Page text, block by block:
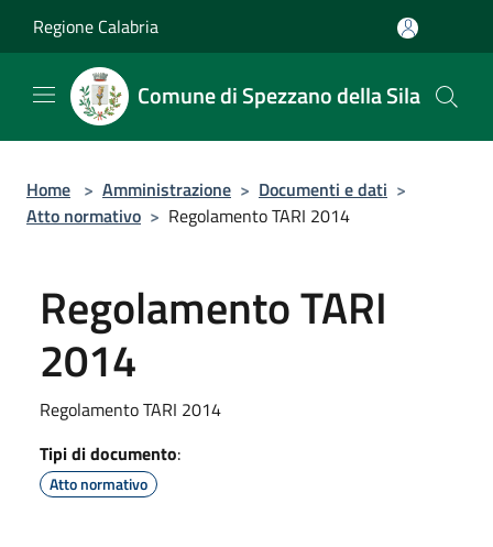
Regione Calabria
Comune di Spezzano della Sila
Home > Amministrazione > Documenti e dati >
Atto normativo > Regolamento TARI 2014
Regolamento TARI
2014
Regolamento TARI 2014
Tipi di documento:
Atto normativo